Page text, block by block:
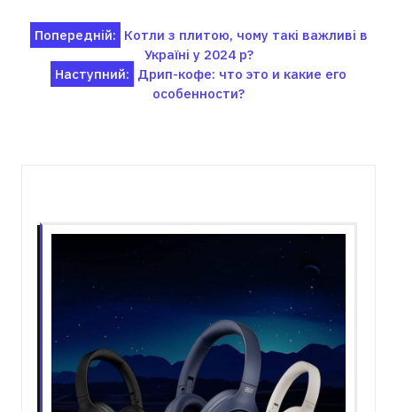
Навігація
записів
Попередній: Котли з плитою, чому такі важливі в
Україні у 2024 р?
Наступний: Дрип-кофе: что это и какие его
особенности?